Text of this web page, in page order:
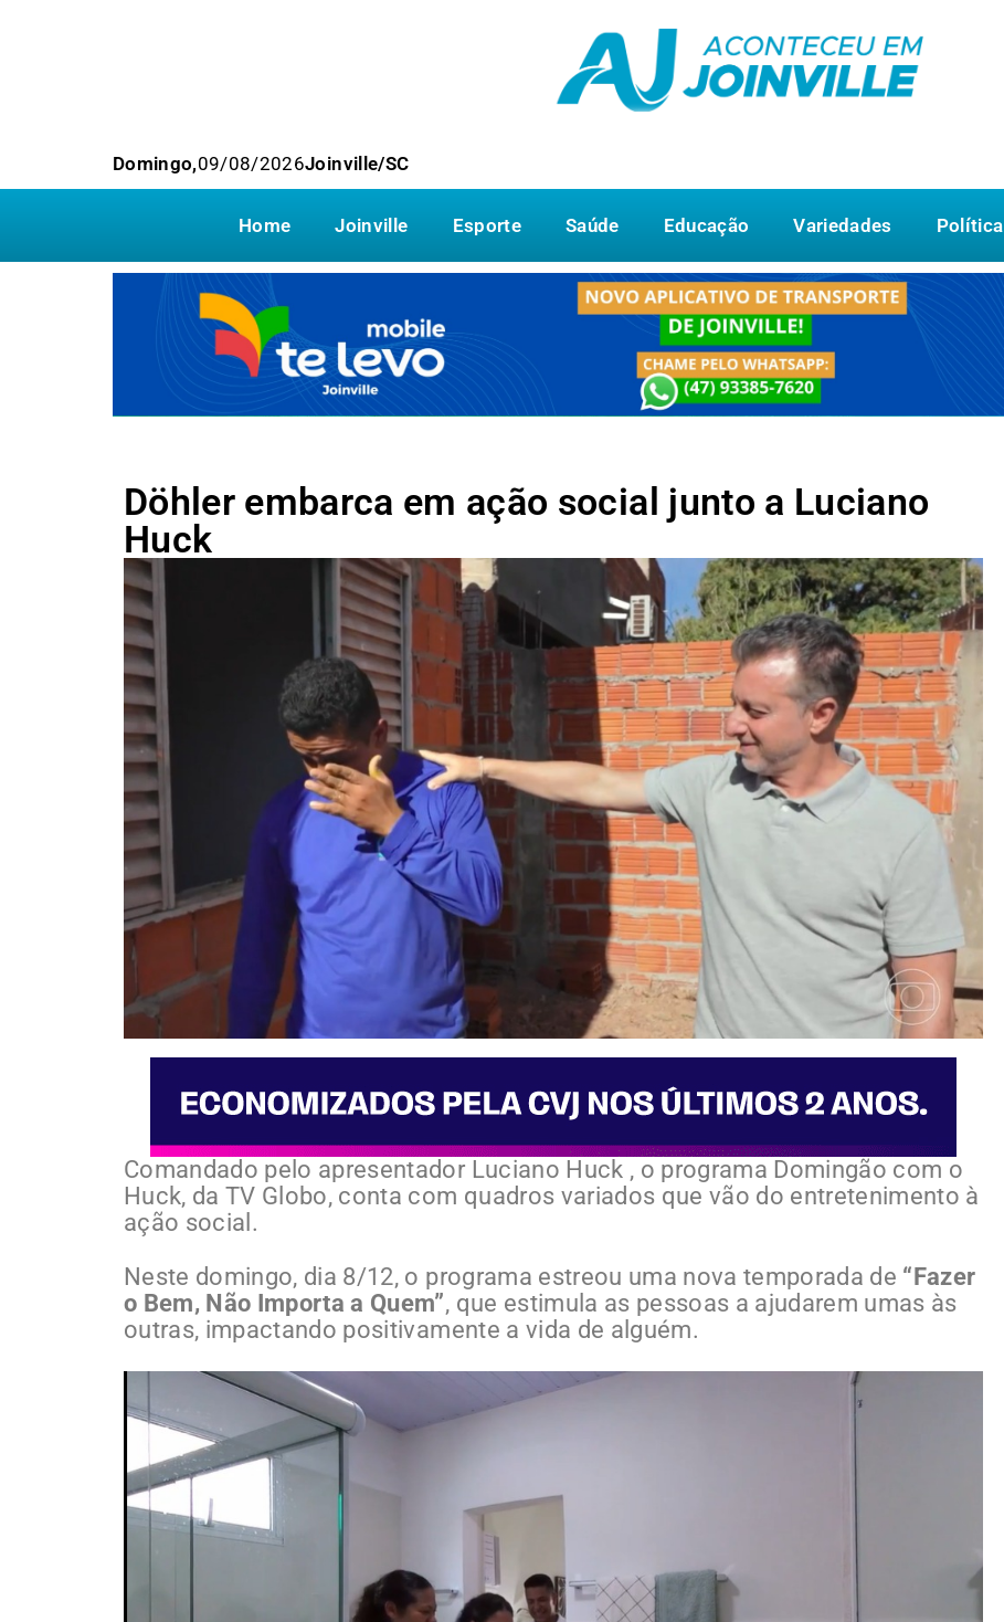
Domingo,09/08/2026Joinville/SC
Home Joinville Esporte Saúde Educação Variedades Política
Döhler embarca em ação social junto a Luciano
Huck
Comandado pelo apresentador Luciano Huck , o programa Domingão com o
Huck, da TV Globo, conta com quadros variados que vão do entretenimento à
ação social.
Neste domingo, dia 8/12, o programa estreou uma nova temporada de “Fazer
o Bem, Não Importa a Quem”, que estimula as pessoas a ajudarem umas às
outras, impactando positivamente a vida de alguém.